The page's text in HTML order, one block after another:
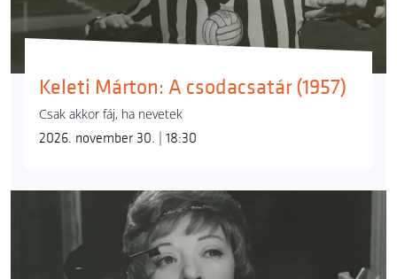
Keleti Márton: A csodacsatár (1957)
Csak akkor fáj, ha nevetek
2026. november 30. | 18:30